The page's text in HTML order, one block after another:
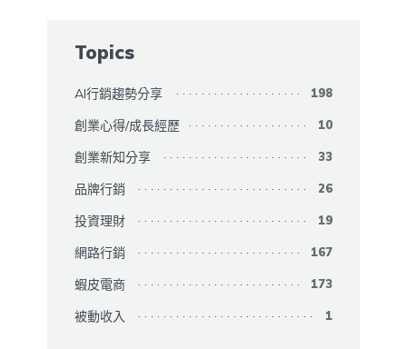
Topics
AI行銷趨勢分享 198
創業心得/成長經歷 10
創業新知分享 33
品牌行銷 26
投資理財 19
網路行銷 167
蝦皮電商 173
被動收入 1